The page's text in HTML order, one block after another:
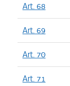
Art. 68
Art. 69
Art. 70
Art. 71